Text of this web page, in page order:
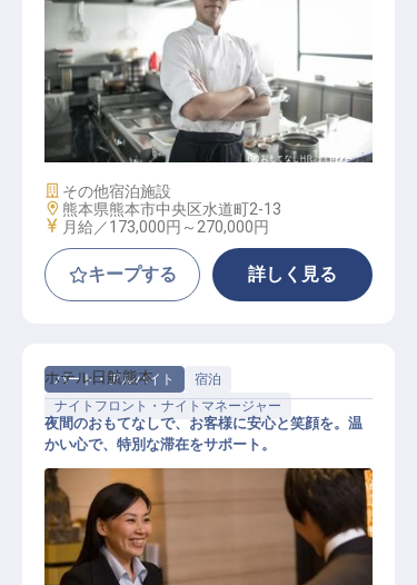
調理スタッフ
施設業態
その他宿泊施設
勤務地
熊本県熊本市中央区水道町2-13
給与
月給／173,000円～ 270,000円
キープする 詳しく見る
パート・アルバイト
宿泊
ナイトフロント・ナイトマネージャー
ホテル日航熊本
夜間のおもてなしで、お客様に安心と笑顔を。温
かい心で、特別な滞在をサポート。